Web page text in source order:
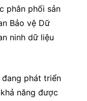
phân phối sản
Bảo vệ Dữ
ninh dữ liệu
phát triển
năng được